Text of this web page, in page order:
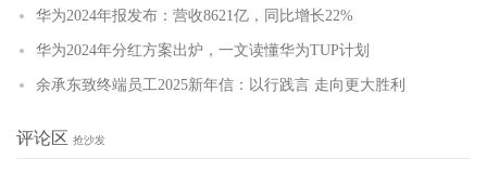
华为2024年报发布：营收8621亿，同比增长22%
华为2024年分红方案出炉，一文读懂华为TUP计划
余承东致终端员工2025新年信：以行践言 走向更大胜利
评论区 抢沙发